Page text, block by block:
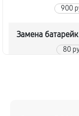
900
Замена
80